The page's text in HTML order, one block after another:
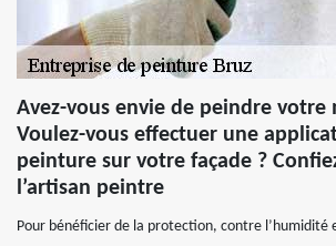
Avez-vous envie de peindre votre
Voulez-vous effectuer une
peinture sur votre façade ?
l’artisan peintre
Pour bénéficier de la protection, contre l’humidité